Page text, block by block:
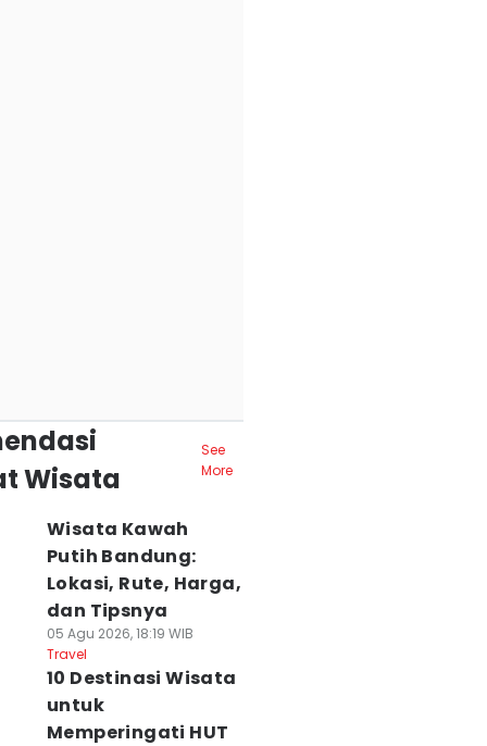
Wisata
See
More
Wisata Kawah
Putih Bandung:
Lokasi, Rute, Harga,
dan Tipsnya
05 Agu 2026, 18:19 WIB
Travel
10 Destinasi Wisata
untuk
Memperingati HUT